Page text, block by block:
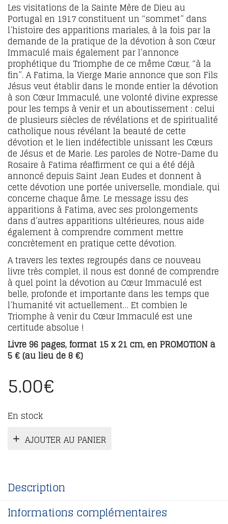
Les visitations de la Sainte Mère de Dieu au
Portugal en 1917 constituent un “sommet” dans
l’histoire des apparitions mariales, à la fois par la
demande de la pratique de la dévotion à son Cœur
Immaculé mais également par l’annonce
prophétique du Triomphe de ce même Cœur, “à la
fin”. A Fatima, la Vierge Marie annonce que son Fils
Jésus veut établir dans le monde entier la dévotion
à son Cœur Immaculé, une volonté divine expresse
pour les temps à venir et un aboutissement : celui
de plusieurs siècles de révélations et de spiritualité
catholique nous révélant la beauté de cette
dévotion et le lien indéfectible unissant les Cœurs
de Jésus et de Marie. Les paroles de Notre-Dame du
Rosaire à Fatima réaffirment ce qui a été déjà
annoncé depuis Saint Jean Eudes et donnent à
cette dévotion une portée universelle, mondiale, qui
concerne chaque âme. Le message issu des
apparitions à Fatima, avec ses prolongements
dans d’autres apparitions ultérieures, nous aide
également à comprendre comment mettre
concrètement en pratique cette dévotion.
A travers les textes regroupés dans ce nouveau
livre très complet, il nous est donné de comprendre
à quel point la dévotion au Cœur Immaculé est
belle, profonde et importante dans les temps que
l’humanité vit actuellement… Et combien le
Triomphe à venir du Cœur Immaculé est une
certitude absolue !
Livre 96 pages, format 15 x 21 cm, en PROMOTION à
5 € (au lieu de 8 €)
5.00€
En stock
AJOUTER AU PANIER
Description
Informations complémentaires